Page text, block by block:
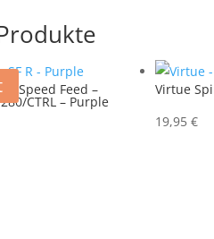
R Speed Feed –
CTRL – Purple
Virtue
19,95 €